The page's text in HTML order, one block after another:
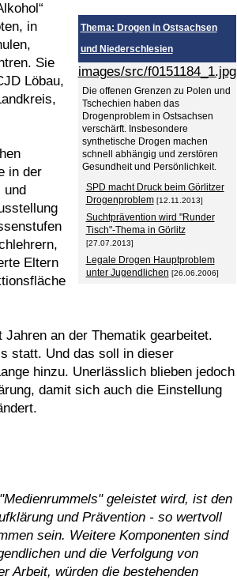
Thema: Drogen in Ostsachsen
und Niederschlesien
images/src/f0151184_1.jpg
Die offenen Grenzen zu Polen und
Tschechien haben das
Drogenproblem in Ostsachsen
verschärft. Insbesondere
synthetische Drogen machen
schnell abhängig und zerstören
Gesundheit und Persönlichkeit.
SPD macht Druck beim Görlitzer
Drogenproblem [12.11.2013]
Suchtprävention wird "Runder
Tisch"-Thema in Görlitz
[27.07.2013]
Legale Drogen Hauptproblem
unter Jugendlichen [26.06.2006]
in
Sie
Löbau,
in der
und
Eltern
an der Thematik gearbeitet.
statt. Und das soll in dieser
hinzu. Unerlässlich blieben jedoch
damit sich auch die Einstellung
geleistet wird, ist den
und Prävention - so wertvoll
sein. Weitere Komponenten sind
und die Verfolgung von
Arbeit, würden die bestehenden